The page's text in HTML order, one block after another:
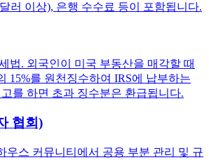
러 이상), 은행 수수료 등이 포함됩니다.
법. 외국인이 미국 부동산을 매각할 때
15%를 원천징수하여 IRS에 납부하는
를 하면 초과 징수분은 환급됩니다.
협회)
우스 커뮤니티에서 공용 부분 관리 및 규